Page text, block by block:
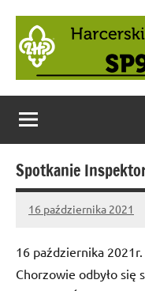
content
Spotkanie
16 października 2021
Administrator
No
16 października
Chorzowie odbyło się